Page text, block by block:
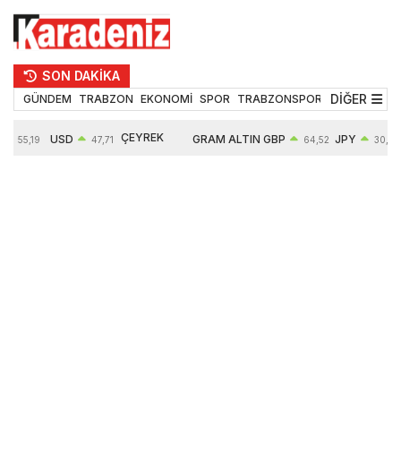
SON DAKİKA
GÜNDEM TRABZON EKONOMİ SPOR TRABZONSPOR TEKNOLOJİ
DİĞER
55,19 USD 47,71 ÇEYREK GRAM ALTIN GBP 64,52 JPY 30,31